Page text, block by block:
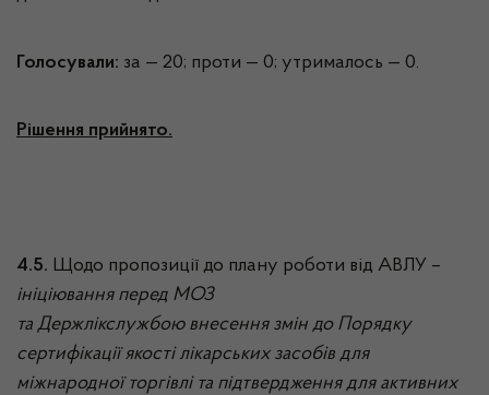
Голосували: за — 20; проти — 0; утрималось — 0.
Рішення прийнято.
4.5. Щодо пропозиції до плану роботи від АВЛУ –
ініціювання перед МОЗ
та Держлікслужбою внесення змін до Порядку
сертифікації якості лікарських засобів для
міжнародної торгівлі та підтвердження для активних